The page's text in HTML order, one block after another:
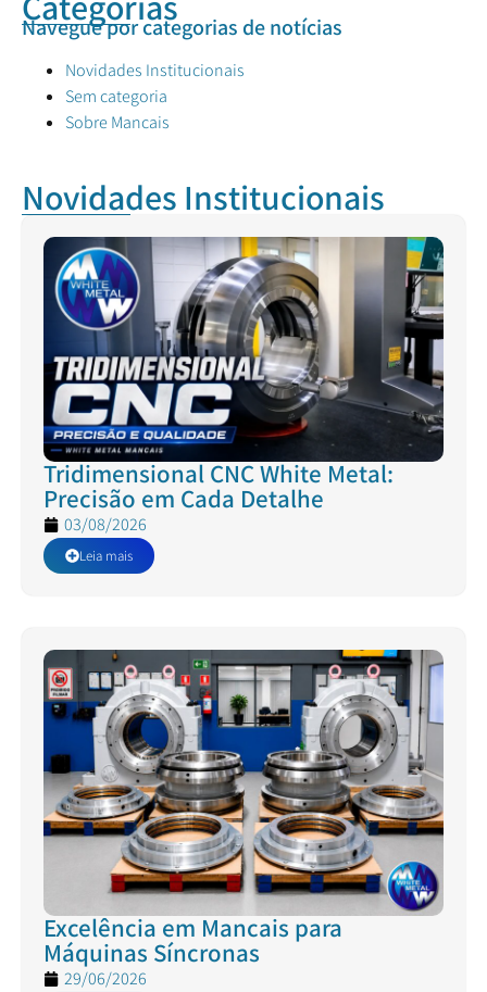
Navegue por categorias de notícias
Novidades Institucionais
Sem categoria
Sobre Mancais
Novidades Institucionais
Tridimensional CNC White Metal:
Precisão em Cada Detalhe
03/08/2026
Leia mais
Excelência em Mancais para
Máquinas Síncronas
29/06/2026